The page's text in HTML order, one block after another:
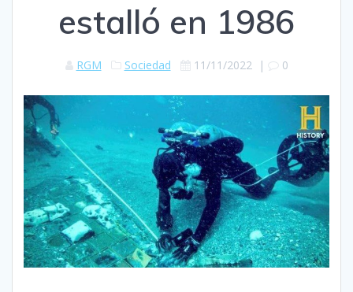
estalló en 1986
RGM Sociedad 11/11/2022| 0